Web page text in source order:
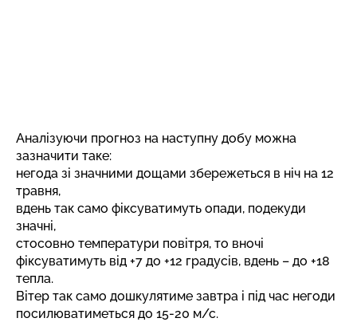
Аналізуючи прогноз на наступну добу можна
зазначити таке:
негода зі значними дощами збережеться в ніч на 12
травня,
вдень так само фіксуватимуть опади, подекуди
значні,
стосовно температури повітря, то вночі
фіксуватимуть від +7 до +12 градусів, вдень – до +18
тепла.
Вітер так само дошкулятиме завтра і під час негоди
посилюватиметься до 15-20 м/с.